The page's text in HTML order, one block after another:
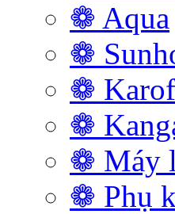
❁ Aqua
❁
❁
❁
❁ Máy
❁ Phụ